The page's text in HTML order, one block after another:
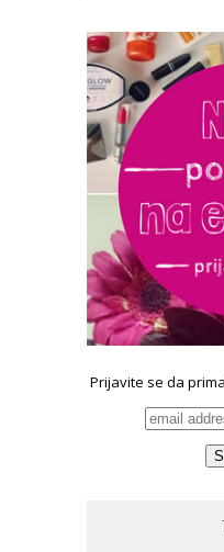
Prijavite se da